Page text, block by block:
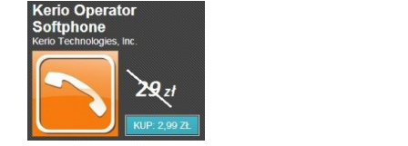
Sophos
Polityka prywatności